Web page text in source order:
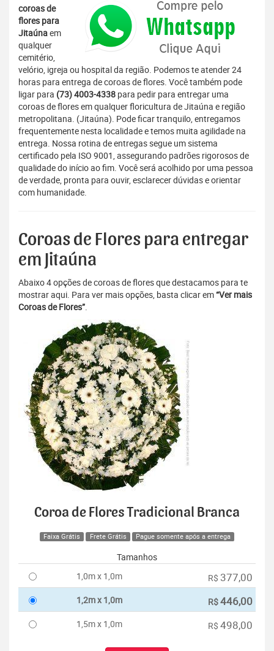
coroas de
flores para
Jitaúnaem
qualquer
cemitério,
velório, igreja ou hospital da região. Podemos te atender 24
horas para entrega de coroas de flores. Você também pode
ligar para (73) 4003-4338 para pedir para entregar uma
coroas de flores em qualquer floricultura de Jitaúna e região
metropolitana. (Jitaúna). Pode ficar tranquilo, entregamos
frequentemente nesta localidade e temos muita agilidade na
entrega. Nossa rotina de entregas segue um sistema
certificado pela ISO 9001, assegurando padrões rigorosos de
qualidade do início ao fim. Você será acolhido por uma pessoa
de verdade, pronta para ouvir, esclarecer dúvidas e orientar
com humanidade.
Coroas de Flores para entregar
em Jitaúna
Abaixo 4 opções de coroas de flores que destacamos para te
mostrar aqui. Para ver mais opções, basta clicar em“Ver mais
Coroas de Flores”.
Coroa de Flores Tradicional Branca
Faixa Grátis Frete Grátis Pague somente após a entrega
Tamanhos
1,0m x 1,0m
R$ 377,00
1,2m x 1,0m R$446,00
1,5m x 1,0m R$ 498,00